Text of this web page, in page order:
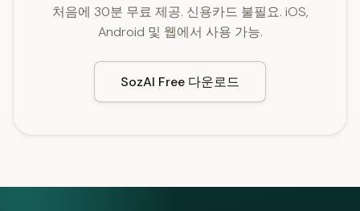
처음에 30분 무료 제공. 신용카드 불필요. iOS,
Android 및 웹에서 사용 가능.
SozAI Free 다운로드